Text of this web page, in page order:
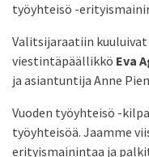
työyhteisö -
Valitsijaraatiin
viestintäpäällikkö Eva
ja asiantuntija Anne
Vuoden työyhteisö -
työyhteisöä. Jaamme
erityismainintaa ja